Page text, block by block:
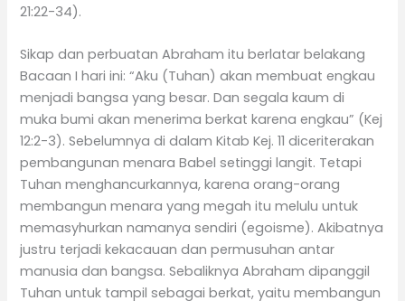
21:22-34).
Sikap dan perbuatan Abraham itu berlatar belakang
Bacaan I hari ini: “Aku (Tuhan) akan membuat engkau
menjadi bangsa yang besar. Dan segala kaum di
muka bumi akan menerima berkat karena engkau” (Kej
12:2-3). Sebelumnya di dalam Kitab Kej. 11 diceriterakan
pembangunan menara Babel setinggi langit. Tetapi
Tuhan menghancurkannya, karena orang-orang
membangun menara yang megah itu melulu untuk
memasyhurkan namanya sendiri (egoisme). Akibatnya
justru terjadi kekacauan dan permusuhan antar
manusia dan bangsa. Sebaliknya Abraham dipanggil
Tuhan untuk tampil sebagai berkat, yaitu membangun